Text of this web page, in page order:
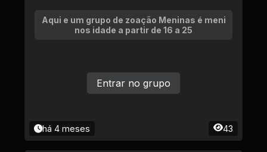
Aqui e um grupo de zoação Meninas é meni
nos idade a partir de 16 a 25
há 4 meses 43
Entrar no grupo